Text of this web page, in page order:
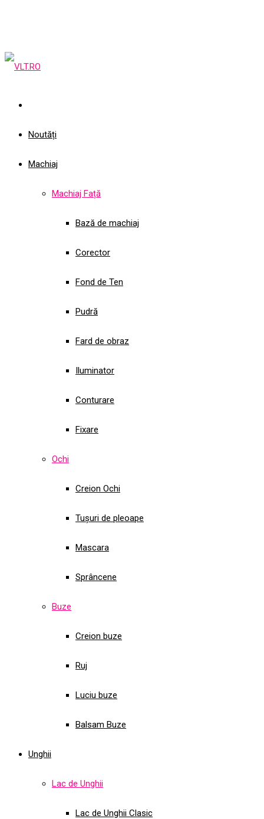
Noutăți
Machiaj
Machiaj Față
Bază de machiaj
Corector
Fond de Ten
Pudră
Fard de obraz
Iluminator
Conturare
Fixare
Ochi
Creion Ochi
Tușuri de pleoape
Mascara
Sprâncene
Buze
Creion buze
Ruj
Luciu buze
Balsam Buze
Unghii
Lac de Unghii
Lac de Unghii Clasic